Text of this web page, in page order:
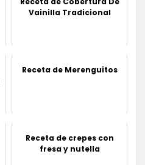
Vainilla Tradicional
Receta de Merenguitos
Receta de crepes con
fresa y nutella